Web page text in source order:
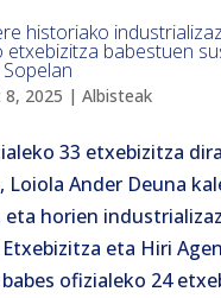
historiako
etxebizitza babestuen
8, 2025 | Albisteak
33 etxebizitza
Loiola Ander Deuna
eta horien
eta Hiri
ofizialeko 24